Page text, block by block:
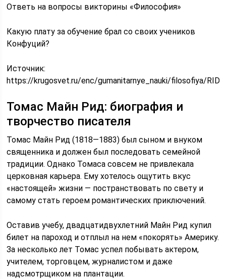
Ответь на вопросы викторины «Философия»
Какую плату за обучение брал со своих учеников
Конфуций?
Источник:
https://krugosvet.ru/enc/gumanitarnye_nauki/filosofiya/
Томас Майн Рид: биография и
творчество писателя
Томас Майн Рид (1818—1883) был сыном и внуком
священника и должен был последовать семейной
традиции. Однако Томаса совсем не привлекала
церковная карьера. Ему хотелось ощутить вкус
«настоящей» жизни — постранствовать по свету и
самому стать героем романтических приключений.
Оставив учебу, двадцатидвухлетний Майн Рид купил
билет на пароход и отплыл на нем «покорять» Америку.
За несколько лет Томас успел побывать актером,
учителем, торговцем, журналистом и даже
надсмотрщиком на плантации.